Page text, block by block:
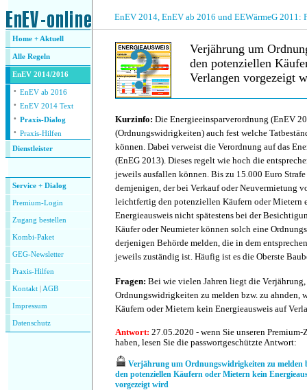
EnEV 2014, EnEV ab 2016 und EEWärmeG 2011:
Home + Aktuell
Alle Regeln
EnEV 2014/2016
· EnEV ab 2016
· EnEV 2014 Text
· Praxis-Dialog
· Praxis-Hilfen
Dienstleister
Service + Dialog
Premium-Login
Zugang bestellen
Kombi-Paket
GEG-Newsletter
Praxis-Hilfen
Kontakt AGB
Impressum
Datenschutz
Verjährung um
den potenziellen
Verlangen vorgezeigt
Kurzinfo: Die Energieeinsparverordnung (EnEV
(Ordnungswidrigkeiten) auch fest welche
können. Dabei verweist die Verordnung auf das
(EnEG 2013). Dieses regelt wie hoch die
jeweils ausfallen können. Bis zu 15.000 Euro
demjenigen, der bei Verkauf oder Neuvermietung
leichtfertig den potenziellen Käufern oder Mietern
Energieausweis nicht spätestens bei der
Käufer oder Neumieter können solch eine
derjenigen Behörde melden, die in dem
jeweils zuständig ist. Häufig ist es die Oberste
Fragen: Bei wie vielen Jahren liegt die Verjährung,
Ordnungswidrigkeiten zu melden bzw. zu ahnden,
Käufern oder Mietern kein Energieausweis auf
Antwort: 27.05.2020 - wenn Sie unseren
haben, lesen Sie die passwortgeschützte Antwort:
Verjährung um Ordnungswidrigkeiten zu melden
den potenziellen Käufern oder Mietern kein
vorgezeigt wird